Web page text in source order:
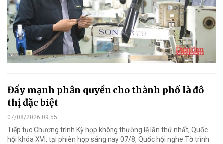
Đẩy mạnh phân quyền cho thành phố là đô
thị đặc biệt
07/08/2026 09:55
Tiếp tục Chương trình Kỳ họp không thường lệ lần thứ nhất, Quốc
hội khóa XVI, tại phiên họp sáng nay 07/8, Quốc hội nghe Tờ trình